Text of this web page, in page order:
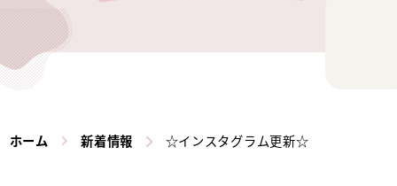
ホーム 新着情報 ☆インスタグラム更新☆